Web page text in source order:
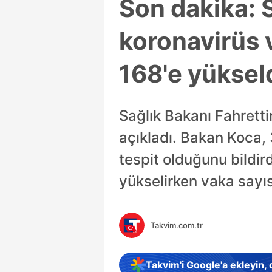
Son dakika:
koronavirüs
168'e
Sağlık Bakanı
açıkladı. Bakan
tespit olduğunu
yükselirken vaka
Takvim.com.tr
Takvim'i Google'a ekleyin,